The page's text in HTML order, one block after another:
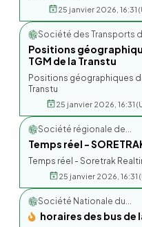
25 janvier 2026,
Société des Transports
Positions
TGM de la Transtu
Positions géographiques
Transtu
25 janvier 2026, 16:31
Société régionale de...
Temps réel -
Temps réel - Soretrak
25 janvier 2026,
Société Nationale du...
horaires des bus de